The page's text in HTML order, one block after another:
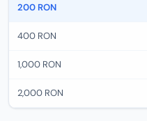
200 RON
400 RON
1,000 RON
2,000 RON